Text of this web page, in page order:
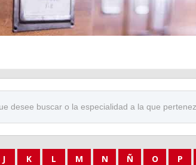
J K L M N Ñ O P